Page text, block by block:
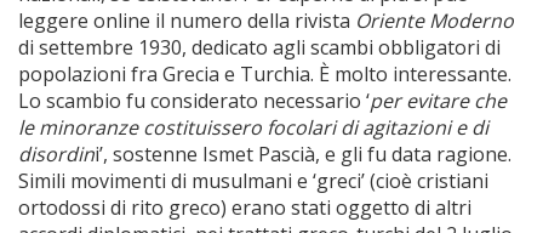
leggere online il numero della rivista Oriente Moderno
di settembre 1930, dedicato agli scambi obbligatori di
popolazioni fra Grecia e Turchia. È molto interessante.
Lo scambio fu considerato necessario ‘per evitare che
le minoranze costituissero focolari di agitazioni e di
disordini’, sostenne Ismet Pascià, e gli fu data ragione.
Simili movimenti di musulmani e ‘greci’ (cioè cristiani
ortodossi di rito greco) erano stati oggetto di altri